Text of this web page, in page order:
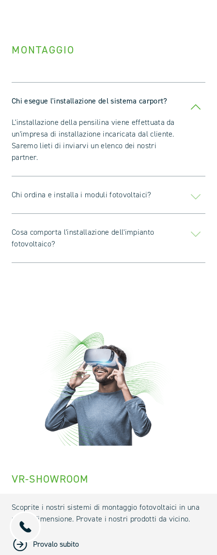
MONTAGGIO
Chi esegue l'installazione del sistema carport?
L'installazione della pensilina viene effettuata da
un'impresa di installazione incaricata dal cliente.
Saremo lieti di inviarvi un elenco dei nostri
partner.
Chi ordina e installa i moduli fotovoltaici?
Cosa comporta l'installazione dell'impianto
fotovoltaico?
VR-SHOWROOM
Scoprite i nostri sistemi di montaggio fotovoltaici in una
nuova dimensione. Provate i nostri prodotti da vicino.
Provalo subito